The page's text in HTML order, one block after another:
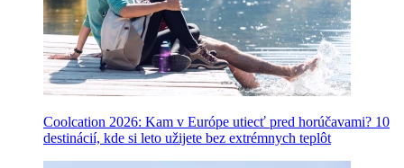
Coolcation 2026: Kam v Európe utiecť pred horúčavami? 10
destinácií, kde si leto užijete bez extrémnych teplôt